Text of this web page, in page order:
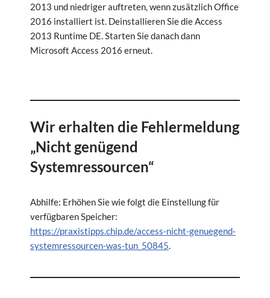
2013 und niedriger auftreten, wenn zusätzlich Office
2016 installiert ist. Deinstallieren Sie die Access
2013 Runtime DE. Starten Sie danach dann
Microsoft Access 2016 erneut.
Wir erhalten die Fehlermeldung
„Nicht genügend
Systemressourcen“
Abhilfe: Erhöhen Sie wie folgt die Einstellung für
verfügbaren Speicher:
https://praxistipps.chip.de/access-nicht-genuegend-
systemressourcen-was-tun_50845.